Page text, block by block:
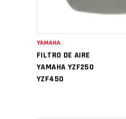
FILTRO DE AIRE
YAMAHA YZF250
YZF450
YAMAHA